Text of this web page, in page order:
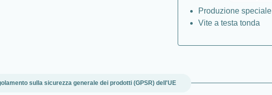
Produzione speciale
Vite a testa tonda
sulla sicurezza generale dei prodotti (GPSR) dell'UE